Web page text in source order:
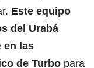
Este equipo
del Urabá
en las
de Turbo para